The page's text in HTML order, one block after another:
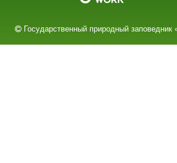
Государственный природный заповедник